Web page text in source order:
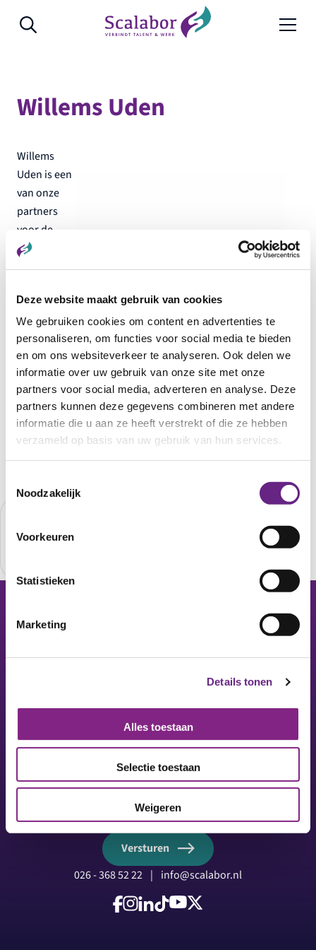
Deze website maakt gebruik van cookies
We gebruiken cookies om content en advertenties te
personaliseren, om functies voor social media te bieden
en om ons websiteverkeer te analyseren. Ook delen we
informatie over uw gebruik van onze site met onze
partners voor social media, adverteren en analyse. Deze
partners kunnen deze gegevens combineren met andere
informatie die u aan ze heeft verstrekt of die ze hebben
verzameld op basis van uw gebruik van hun services.
Noodzakelijk
Voorkeuren
Statistieken
Marketing
Details tonen
Alles toestaan
Selectie toestaan
Weigeren
Willems Uden
Willems
Uden is een
van onze
partners
voor de
nieuwbouw
van ons
de
Driepoortenweg
5.
Website
Overige partners
Op de hoogte blijven? Ontvang onze nieuwsbrief.
E-mailadres
Versturen
026 - 368 52 22 | info@scalabor.nl
Volg ons op Facebook
Volg ons op Instagram
Volg ons op LinkedIn
Volg ons op TikTok
Volg ons op YouTube